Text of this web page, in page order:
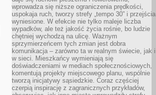
wprowadza się niższe ograniczenia prędkości,
uspokaja ruch, tworzy strefy „tempo 30” i przejścia
wyniesione. W efekcie nie tylko maleje liczba
wypadków, ale też jakość życia rośnie, bo ludzie
chętniej wychodzą na ulicę. Ważnym
sprzymierzeńcem tych zmian jest dobra
komunikacja – zarówno ta w realnym świecie, jak i
w sieci. Mieszkańcy wymieniają się
doświadczeniami w mediach społecznościowych,
komentują projekty miejscowego planu, wspólnie
tworzą inicjatywy sąsiedzkie. Coraz częściej
czerpią inspirację z zagranicznych przykładów,